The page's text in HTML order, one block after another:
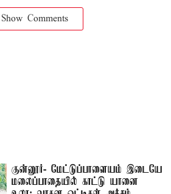
Show Comments
குன்னூர்- மேட்டுப்பாளையம் இடையே
மலைப்பாதையில் காட்டு யானை